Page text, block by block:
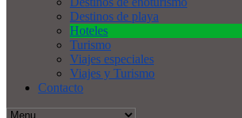
Destinos de playa
Hoteles
Turismo
Viajes especiales
Viajes y Turismo
Contacto